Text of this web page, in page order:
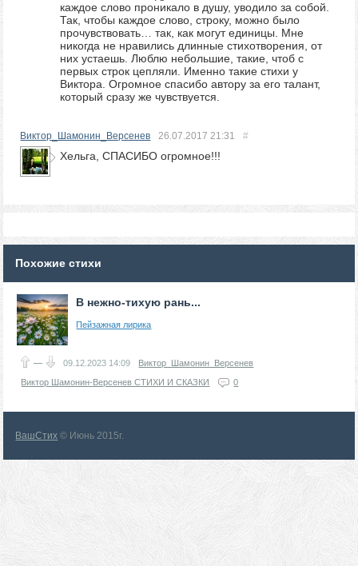
каждое слово проникало в душу, уводило за собой.
Так, чтобы каждое слово, строку, можно было
прочувствовать… так, как могут единицы. Мне
никогда не нравились длинные стихотворения, от
них устаешь. Люблю небольшие, такие, чтоб с
первых строк цепляли. Именно такие стихи у
Виктора. Огромное спасибо автору за его талант,
который сразу же чувствуется.
Виктор_Шамонин_Версенев 26.07.201721:31 #
Хельга, СПАСИБО огромное!!!
Похожие стихи
В нежно-тихую рань...
Пейзажная лирика
— 09.12.2023 14:09
Виктор_Шамонин_Версенев
Виктор Шамонин-Версенев СТИХИ И СКАЗКИ
0
ВашСтих © Июнь 2015г.